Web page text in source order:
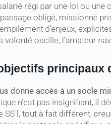
régi par une loi ou une
obligé, missionné
d’enjeux,
volonté oscille, l’amateur
principaux
donne accès à un socle
n’est pas insignifiant, il
SST, tout à fait différent,